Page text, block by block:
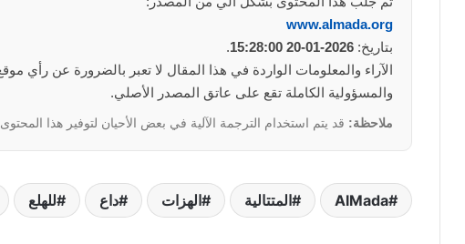
www.almada.org
بتاريخ: 2026-01-20 15:28:00
.
والمسؤولية الكاملة تقع على عاتق المصدر الأصلي.
ملاحظة: قد يتم استخدام الترجمة الآلية في بعض الأحيان لتوفير هذا المحتوى.
AlMada المتتالية الهزات داع للهلع